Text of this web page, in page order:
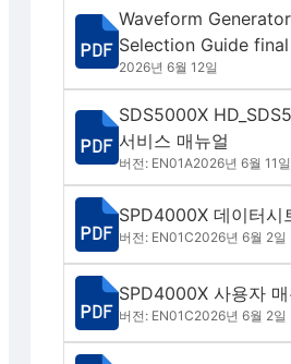
Waveform
Selection Guide final
2026년 6월 12일
SDS5000X
서비스 매뉴얼
버전: EN01A2026년 6월 11일
SPD4000X 데이터시
버전: EN01C2026년 6월 2일
SPD4000X 사용자 매
버전: EN01C2026년 6월 2일